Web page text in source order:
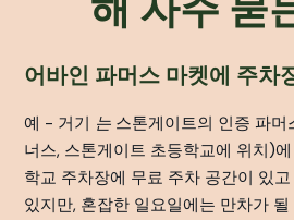
어바인 파머스 마켓에 주차
예 - 거기 는 스톤게이트의 인증 파
너스, 스톤게이트 초등학교에 위치)
학교 주차장에 무료 주차 공간이 있
있지만, 혼잡한 일요일에는 만차가